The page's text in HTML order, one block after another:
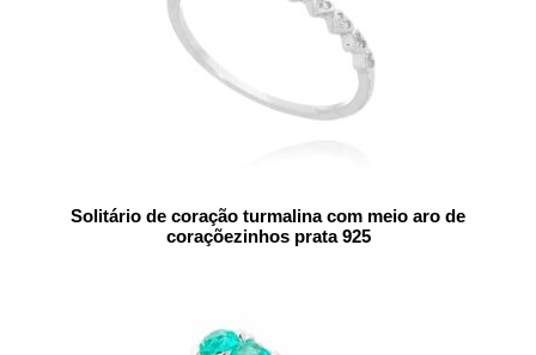
Solitário de coração turmalina com meio aro de
coraçõezinhos prata 925